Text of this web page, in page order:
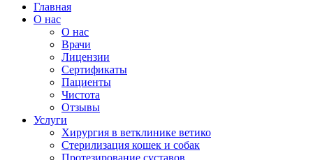
Главная
О нас
О нас
Врачи
Лицензии
Сертификаты
Пациенты
Чистота
Отзывы
Услуги
Хирургия в ветклинике ветико
Стерилизация кошек и собак
Протезирование суставов